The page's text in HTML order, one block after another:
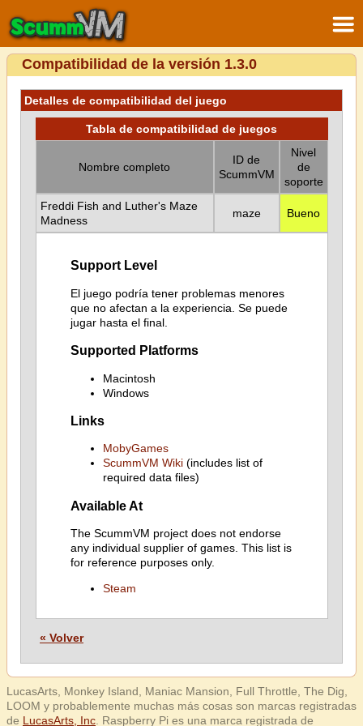
Compatibilidad de la versión 1.3.0
Detalles de compatibilidad del juego
Tabla de compatibilidad de juegos
Nombre completo
ID de
ScummVM
Nivel
de
soporte
Freddi Fish and Luther's Maze
Madness
maze Bueno
Support Level
El juego podría tener problemas menores
que no afectan a la experiencia. Se puede
jugar hasta el final.
Supported Platforms
Macintosh
Windows
Links
MobyGames
ScummVM Wiki(includes list of
required data files)
Available At
The ScummVM project does not endorse
any individual supplier of games. This list is
for reference purposes only.
Steam
« Volver
LucasArts, Monkey Island, Maniac Mansion, Full Throttle, The Dig,
LOOM y probablemente muchas más cosas son marcas registradas
de LucasArts, Inc . Raspberry Pi es una marca registrada de